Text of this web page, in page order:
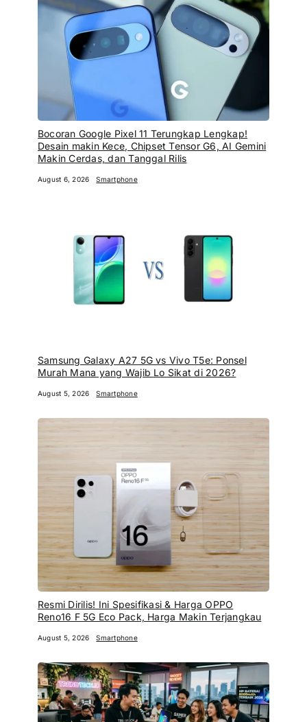
Bocoran Google Pixel 11 Terungkap Lengkap!
Desain makin Kece, Chipset Tensor G6, AI Gemini
Makin Cerdas, dan Tanggal Rilis
August 6, 2026 Smartphone
Samsung Galaxy A27 5G vs Vivo T5e: Ponsel
Murah Mana yang Wajib Lo Sikat di 2026?
August 5, 2026 Smartphone
Resmi Dirilis! Ini Spesifikasi & Harga OPPO
Reno16 F 5G Eco Pack, Harga Makin Terjangkau
August 5, 2026 Smartphone